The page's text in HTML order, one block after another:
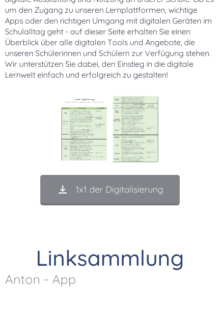
um den Zugang zu unseren Lernplattformen, wichtige
Apps oder den richtigen Umgang mit digitalen Geräten im
Schulalltag geht - auf dieser Seite erhalten Sie einen
Überblick über alle digitalen Tools und Angebote, die
unseren Schülerinnen und Schülern zur Verfügung stehen.
Wir unterstützen Sie dabei, den Einstieg in die digitale
Lernwelt einfach und erfolgreich zu gestalten!
1x1 der Digitalisierung
Linksammlung
Anton - App